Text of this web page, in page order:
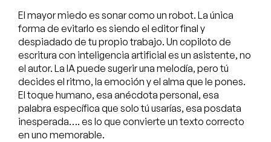
El mayor miedo es sonar como un robot. La única
forma de evitarlo es siendo el editor final y
despiadado de tu propio trabajo. Un copiloto de
escritura con inteligencia artificial es un asistente, no
el autor. La IA puede sugerir una melodía, pero tú
decides el ritmo, la emoción y el alma que le pones.
El toque humano, esa anécdota personal, esa
palabra específica que solo tú usarías, esa posdata
inesperada…. es lo que convierte un texto correcto
en uno memorable.